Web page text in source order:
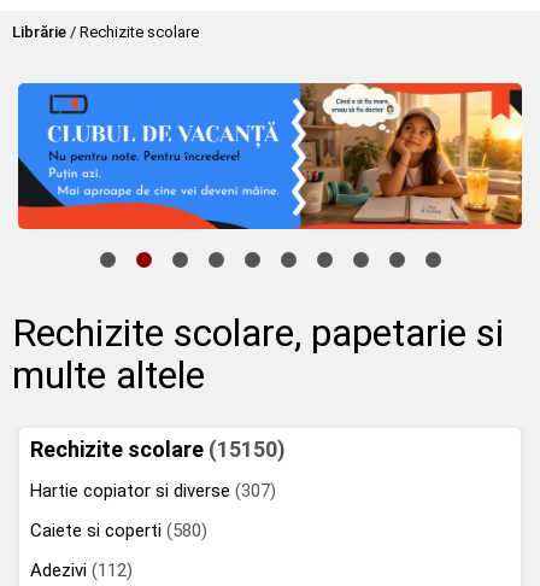
Librărie / Rechizite scolare
Rechizite scolare, papetarie si
multe altele
Rechizite scolare (15150)
Hartie copiator si diverse (307)
Caiete si coperti (580)
Adezivi (112)